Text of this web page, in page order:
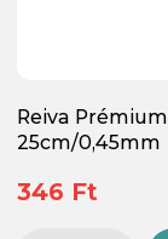
Reiva
25cm/0,45mm
346 Ft